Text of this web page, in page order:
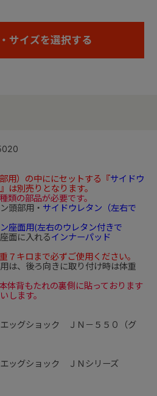
サイズを選択する
用）の中ににセットする『サイドウ
』は別売りとなります。
の部品が必要です。
頭部用・ サイドウレタン（左右で
座面用(左右のウレタン付きで
面に入れるインナーパッド
キロまで必ずご使用ください。
は、後ろ向きに取り付け時は体重
体背もたれの裏側に貼っております
します。
ッグショック ＪＮ－５５０（グ
ッグショック ＪＮシリーズ